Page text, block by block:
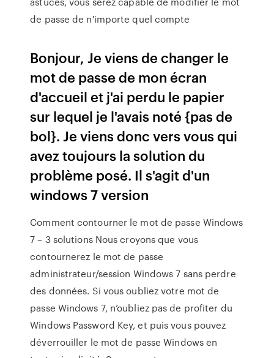
de passe de n'importe quel compte
Bonjour, Je viens de changer le
mot de passe de mon écran
d'accueil et j'ai perdu le papier
sur lequel je l'avais noté {pas de
bol}. Je viens donc vers vous qui
avez toujours la solution du
problème posé. Il s'agit d'un
windows 7 version
Comment contourner le mot de passe Windows
7 – 3 solutions Nous croyons que vous
contournerez le mot de passe
administrateur/session Windows 7 sans perdre
des données. Si vous oubliez votre mot de
passe Windows 7, n’oubliez pas de profiter du
Windows Password Key, et puis vous pouvez
déverrouiller le mot de passe Windows en